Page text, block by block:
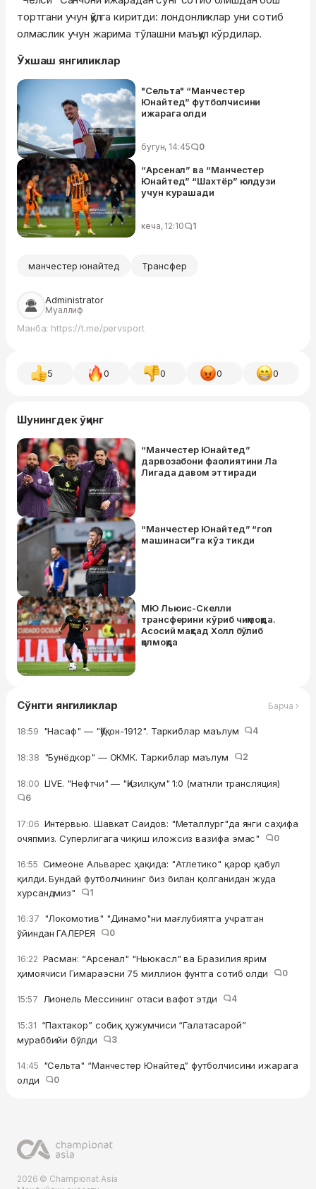
тортгани учун қўлга киритди: лондонликлар уни сотиб
олмаслик учун жарима тўлашни маъқул кўрдилар.
Ўхшаш янгиликлар
"Сельта" “Манчестер
Юнайтед” футболчисини
ижарага олди
бугун, 14:45 0
“Арсенал” ва “Манчестер
Юнайтед” “Шахтёр” юлдузи
учун курашади
кеча, 12:10 1
манчестер юнайтед Трансфер
Administrator
Муаллиф
Манба: https://t.me/pervsport
5 0 0 0 0
Шунингдек ўқинг
“Манчестер Юнайтед”
дарвозабони фаолиятини Ла
Лигада давом эттиради
“Манчестер Юнайтед” “гол
машинаси”га кўз тикди
МЮ Льюис-Скелли
трансферини кўриб чиқмоқда.
Асосий мақсад Холл бўлиб
қолмоқда
Сўнгги янгиликлар Барча ›
18:59 "Насаф" — "Қўқон-1912". Таркиблар маълум 4
18:38 "Бунёдкор" — ОКМК. Таркиблар маълум 2
18:00 LIVE. "Нефтчи" — "Қизилқум" 1:0 (матнли трансляция)
6
17:06 Интервью. Шавкат Саидов: "Металлург"да янги саҳифа
очяпмиз. Суперлигага чиқиш иложсиз вазифа эмас"
0
16:55 Симеоне Альварес ҳақида: "Атлетико" қарор қабул
қилди. Бундай футболчининг биз билан қолганидан жуда
хурсандмиз"
1
16:37 "Локомотив" "Динамо"ни мағлубиятга учратган
ўйиндан ГАЛЕРЕЯ
0
16:22 Расман: “Арсенал" "Ньюкасл" ва Бразилия ярим
ҳимоячиси Гимараэсни 75 миллион фунтга сотиб олди
0
15:57 Лионель Мессининг отаси вафот этди 4
15:31 “Пахтакор” собиқ ҳужумчиси “Галатасарой”
мураббийи бўлди
3
14:45 "Сельта" “Манчестер Юнайтед” футболчисини ижарага
олди
0
2026 © Championat.Asia